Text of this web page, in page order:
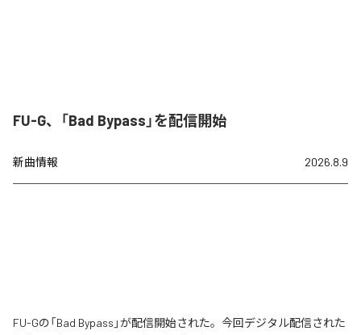
FU-G、「Bad Bypass」を配信開始
新曲情報 2026.8.9
FU-Gの「Bad Bypass」が配信開始された。今回デジタル配信された